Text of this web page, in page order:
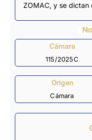
ZOMAC, y se dictan
Cámara
115/2025C
Origen
Cámara